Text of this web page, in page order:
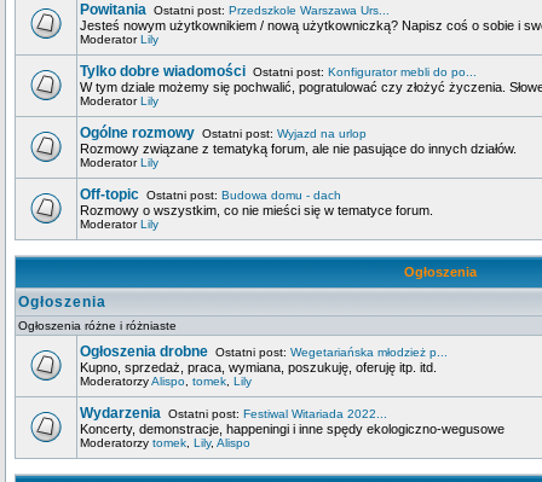
Powitania Ostatni post: Przedszkole Warszawa Urs...
Jesteś nowym użytkownikiem / nową użytkowniczką? Napisz coś o sobie i
ModeratorLily
Tylko dobre wiadomości Ostatni post: Konfigurator mebli do po...
W tym dziale możemy się pochwalić, pogratulować czy złożyć życzenia.
ModeratorLily
Ogólne rozmowy Ostatni post: Wyjazd na urlop
Rozmowy związane z tematyką forum, ale nie pasujące do innych działów.
ModeratorLily
Off-topic Ostatni post: Budowa domu - dach
Rozmowy o wszystkim, co nie mieści się w tematyce forum.
ModeratorLily
Ogłoszenia
Ogłoszenia
Ogłoszenia różne i różniaste
Ogłoszenia drobne Ostatni post: Wegetariańska młodzież p...
Kupno, sprzedaż, praca, wymiana, poszukuję, oferuję itp. itd.
ModeratorzyAlispo tomek Lily
Wydarzenia Ostatni post: Festiwal Witariada 2022...
Koncerty, demonstracje, happeningi i inne spędy ekologiczno-wegusowe
Moderatorzy tomek Lily, Alispo